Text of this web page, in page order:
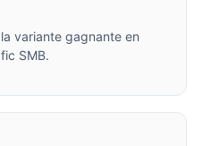
variante gagnante en
SMB.